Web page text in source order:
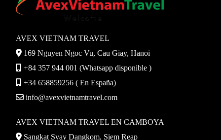
AVEX VIETNAM TRAVEL
169 Nguyen Ngoc Vu, Cau Giay, Hanoi
+84 357 944 001 (Whatsapp disponible )
+34 658859256 ( En España)
info@avexvietnamtravel.com
AVEX VIETNAM TRAVEL EN CAMBOYA
Sangkat Svay Dangkom, Siem Reap